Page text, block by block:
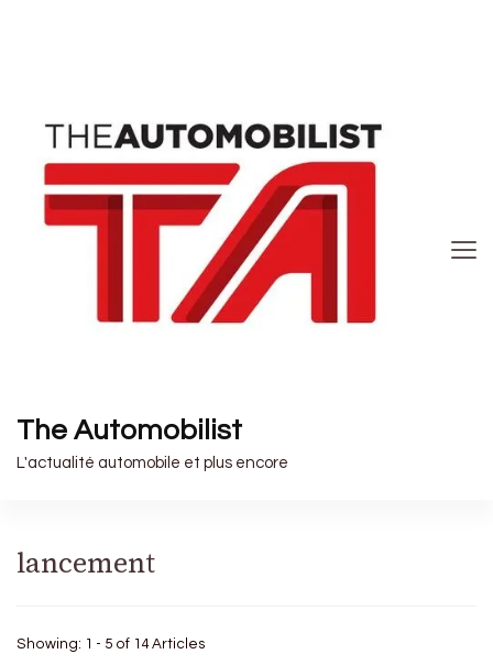
The Automobilist
L'actualité automobile et plus encore
lancement
Showing: 1 - 5 of 14 Articles